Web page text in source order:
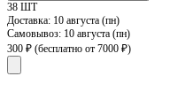
38 ШТ
Доставка: 10 августа (пн)
Самовывоз: 10 августа (пн)
300 ₽ (бесплатно от 7000 ₽)